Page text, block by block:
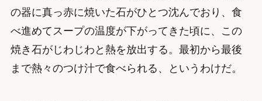
の器に真っ赤に焼いた石がひとつ沈んでおり、食
べ進めてスープの温度が下がってきた頃に、この
焼き石がじわじわと熱を放出する。最初から最後
まで熱々のつけ汁で食べられる、というわけだ。